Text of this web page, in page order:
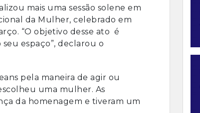
mais uma sessão solene em
da Mulher, celebrado em
“O objetivo desse ato é
espaço”, declarou o
pela maneira de agir ou
uma mulher. As
da homenagem e tiveram um